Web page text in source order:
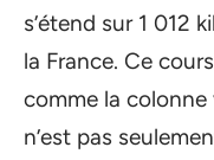
s’étend sur 1 012
la France. Ce
comme la colonne
n’est pas